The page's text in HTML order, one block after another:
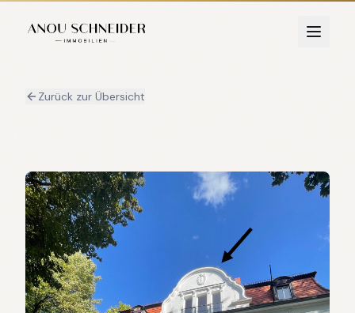
Zurück zur Übersicht